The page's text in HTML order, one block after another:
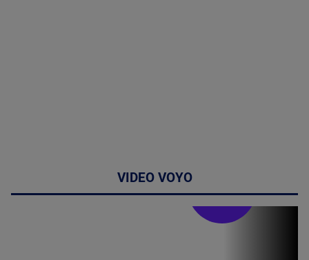
VIDEO VOYO